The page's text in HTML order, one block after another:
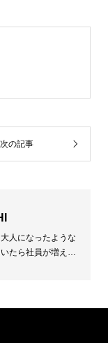
次の記事
人になったような
たら社員が増え恐
在。でも好きなコ
まあいいか！ き